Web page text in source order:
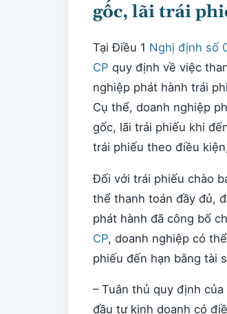
gốc, lãi trái
Tại Điều 1 Nghị định số
CP quy định về việc
nghiệp phát hành trái
Cụ thể, doanh nghiệp
gốc, lãi trái phiếu khi
trái phiếu theo điều
Đối với trái phiếu chào
thể thanh toán đầy đủ,
phát hành đã công bố
CP, doanh nghiệp có
phiếu đến hạn bằng tài
– Tuân thủ quy định
đầu tư kinh doanh có